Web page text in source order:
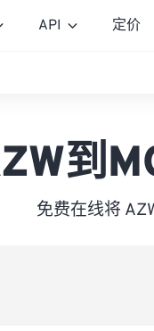
API 定价
到
免费在线将